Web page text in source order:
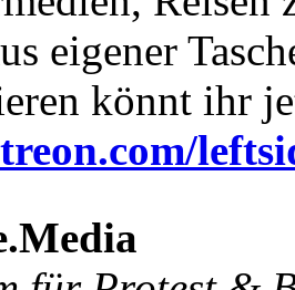
eigener
könnt ihr